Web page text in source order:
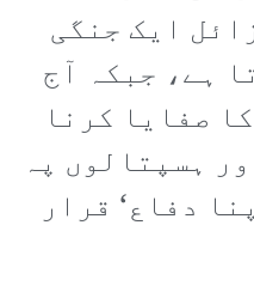
ایک جنگی
ہے، جبکہ آج
صفایا کرنا
ہسپتالوں پہ
دفاع‘ قرار